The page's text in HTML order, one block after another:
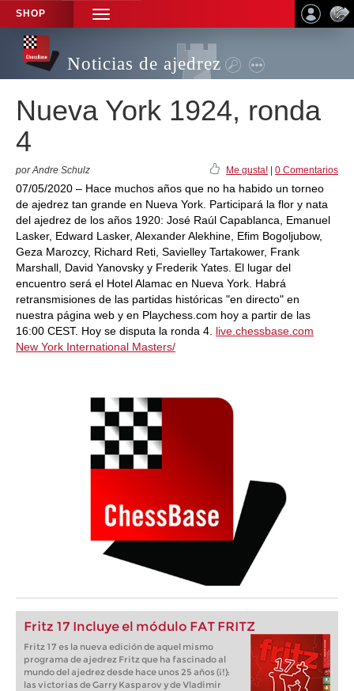
SHOP
TOGGLE
NAVIGATION
Noticias de ajedrez
Nueva York 1924, ronda
4
por Andre Schulz Me gusta! 0 Comentarios
07/05/2020 – Hace muchos años que no ha habido un torneo
de ajedrez tan grande en Nueva York. Participará la flor y nata
del ajedrez de los años 1920: José Raúl Capablanca, Emanuel
Lasker, Edward Lasker, Alexander Alekhine, Efim Bogoljubow,
Geza Marozcy, Richard Reti, Savielley Tartakower, Frank
Marshall, David Yanovsky y Frederik Yates. El lugar del
encuentro será el Hotel Alamac en Nueva York. Habrá
retransmisiones de las partidas históricas "en directo" en
nuestra página web y en Playchess.com hoy a partir de las
16:00 CEST. Hoy se disputa la ronda 4. live.chessbase.com
New York International Masters/
Fritz 17 Incluye el módulo FAT FRITZ
Fritz 17 es la nueva edición de aquel mismo
programa de ajedrez Fritz que ha fascinado al
mundo del ajedrez desde hace unos 25 años (¡!):
las victorias de Garry Kasparov y de Vladimir